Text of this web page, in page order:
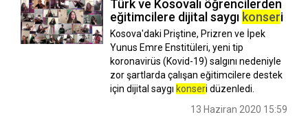
Türk ve Kosovalı öğrencilerden
eğitimcilere dijital saygı konseri
Kosova'daki Priştine, Prizren ve İpek
Yunus Emre Enstitüleri, yeni tip
koronavirüs (Kovid-19) salgını nedeniyle
zor şartlarda çalışan eğitimcilere destek
için dijital saygı konseri düzenledi.
13 Haziran 2020 15:59